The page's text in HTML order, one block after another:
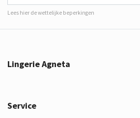
Lees hier de wettelijke beperkingen
Lingerie Agneta
Service